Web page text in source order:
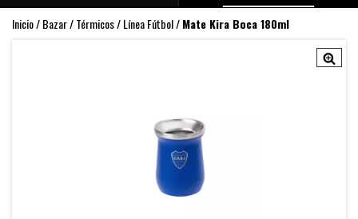
Inicio/Bazar/Térmicos/Línea Fútbol/Mate Kira Boca 180ml